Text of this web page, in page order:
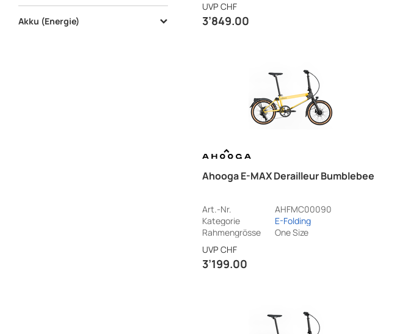
UVP CHF
3’849.00
Ahooga E-MAX Derailleur Bumblebee
Art.-Nr.
AHFMC00090
Kategorie
E-Folding
Rahmengrösse
One Size
UVP CHF
3’199.00
One Size 10
Akku (Energie)